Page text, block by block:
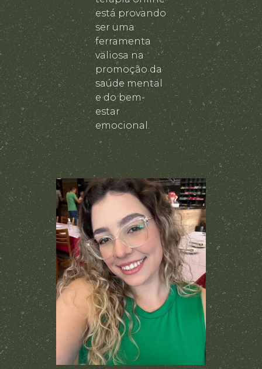
está provando
ser uma
ferramenta
valiosa na
promoção da
saúde mental
e do bem-
estar
emocional.